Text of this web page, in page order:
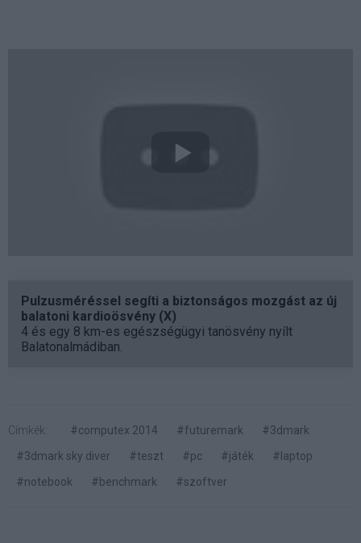
Pulzusméréssel segíti a biztonságos mozgást az új
balatoni kardioösvény (X)
4 és egy 8 km-es egészségügyi tanösvény nyílt
Balatonalmádiban.
Címkék: #computex 2014 #futuremark
#3dmark
#3dmark sky diver
#teszt #pc #játék
#laptop
#notebook
#benchmark #szoftver